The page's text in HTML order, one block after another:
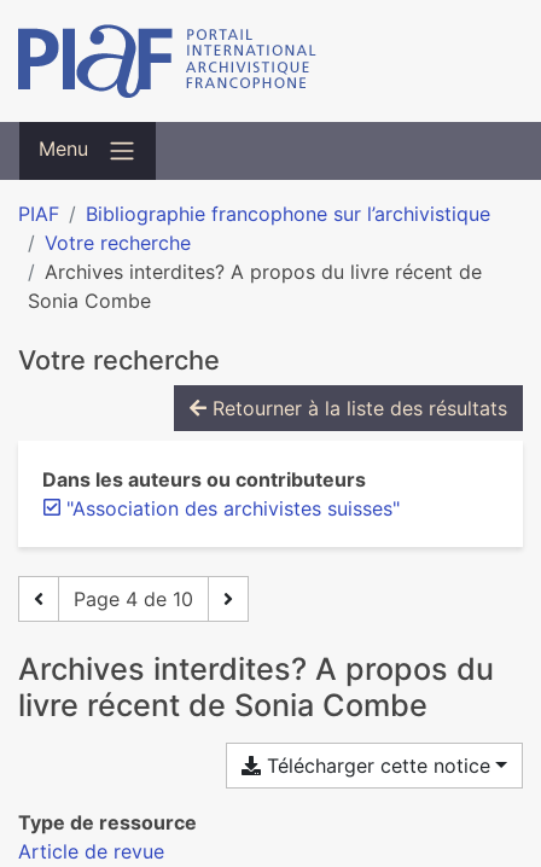
Menu
PIAF
Bibliographie francophone sur l’archivistique
Votre recherche
Archives interdites? A propos du livre récent de
Sonia Combe
Votre recherche
Retourner à la liste des résultats
Dans les auteurs ou contributeurs
"Association des archivistes suisses"
Page 4 de 10
Archives interdites? A propos du
livre récent de Sonia Combe
Télécharger cette notice
Type de ressource
Article de revue